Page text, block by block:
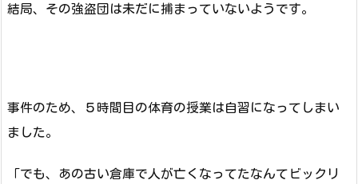
結局、その強盗団は未だに捕まっていないようです。
事件のため、５時間目の体育の授業は自習になってしまい
ました。
「でも、あの古い倉庫で人が亡くなってたなんてビックリ